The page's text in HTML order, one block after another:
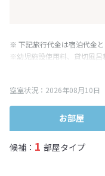
※ 下記旅行代金は宿泊代金と
※幼児施設使用料、貸切風呂
み表記となりますが、消費
※表示されている旅行代金・
終確認画面でご確認ください
空室状況：2026年08月10日
お部屋
候補： 1 部屋タイプ